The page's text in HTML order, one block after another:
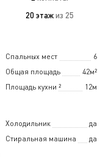
20 этажиз 25
Спальных мест
6
Общая площадь
42м²
Площадь кухни 12м
²
Холодильник
да
Стиральная машина
да